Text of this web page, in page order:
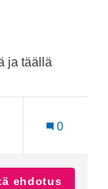
ja täällä
0
ehdotus